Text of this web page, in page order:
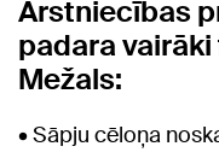
Ārstniecības
padara vairāki
Mežals:
• Sāpju cēloņa